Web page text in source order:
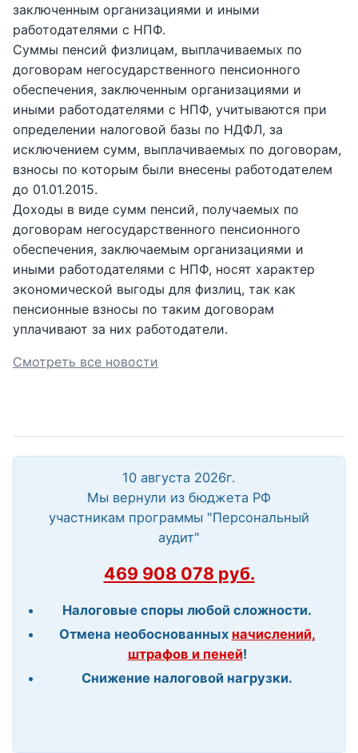
заключенным организациями и иными
работодателями с НПФ.
Суммы пенсий физлицам, выплачиваемых по
договорам негосударственного пенсионного
обеспечения, заключенным организациями и
иными работодателями с НПФ, учитываются при
определении налоговой базы по НДФЛ, за
исключением сумм, выплачиваемых по договорам,
взносы по которым были внесены работодателем
до 01.01.2015.
Доходы в виде сумм пенсий, получаемых по
договорам негосударственного пенсионного
обеспечения, заключаемым организациями и
иными работодателями с НПФ, носят характер
экономической выгоды для физлиц, так как
пенсионные взносы по таким договорам
уплачивают за них работодатели.
Смотреть все новости
10 августа 2026г.
Мы вернули из бюджета РФ
участникам программы "Персональный
аудит"
469 908 078 руб.
Налоговые споры любой сложности.
Отмена необоснованных начислений,
штрафов и пеней!
Снижение налоговой нагрузки.